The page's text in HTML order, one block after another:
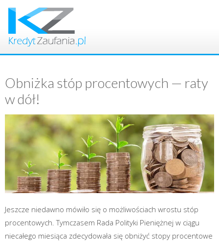
Obniżka stóp procentowych — raty
w dół!
Jesz­cze nie­daw­no mówi­ło się o moż­li­wo­ściach wro­stu stóp
pro­cen­to­wych. Tym­cza­sem Rada Poli­ty­ki Pie­nięż­nej w cią­gu
nie­ca­łe­go mie­sią­ca zde­cy­do­wa­ła się obni­żyć sto­py pro­cen­to­we